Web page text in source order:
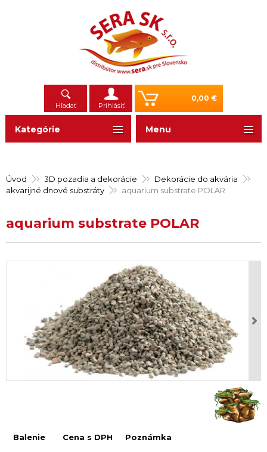
Hľadať Prihlásiť
0,00 €
Úvod 3D pozadia a dekorácie
Dekorácie do akvária
akvarijné dnové substráty
aquarium substrate POLAR
aquarium substrate POLAR
Balenie Cena s DPH Poznámka
Kategórie Menu